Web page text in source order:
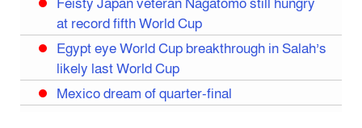
Feisty Japan veteran Nagatomo still hungry
at record fifth World Cup
Egypt eye World Cup breakthrough in Salah’s
likely last World Cup
Mexico dream of quarter-final